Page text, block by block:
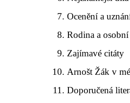
Ocenění a
Rodina a
Zajímavé citáty
Arnošt Žák v
Doporučená